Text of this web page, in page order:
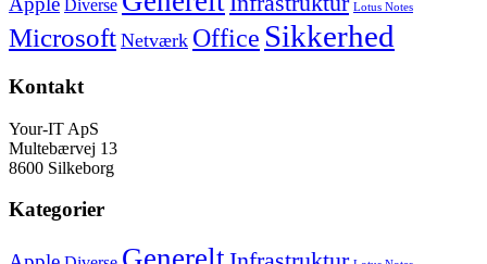
Diverse Lotus Notes
Microsoft Netværk Office Sikkerhed
Kontakt
Your-IT ApS
Multebærvej 13
8600 Silkeborg
Kategorier